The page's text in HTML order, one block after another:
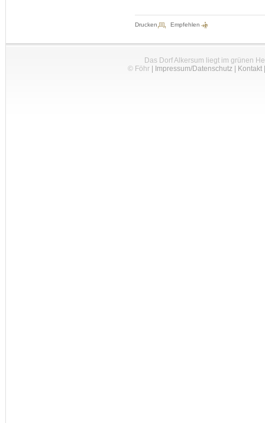
Drucken Empfehlen
Das Dorf Alkersum liegt im grünen
© Föhr| Impressum/Datenschutz| Kontakt